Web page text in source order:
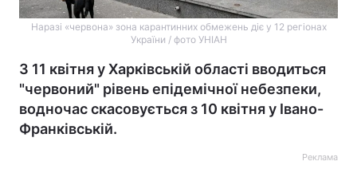
Наразі «червона» зона карантинних обмежень діє у 12 регіонах
України / фото УНІАН
З 11 квітня у Харківській області вводиться
"червоний" рівень епідемічної небезпеки,
водночас скасовується з 10 квітня у Івано-
Франківській.
Реклама